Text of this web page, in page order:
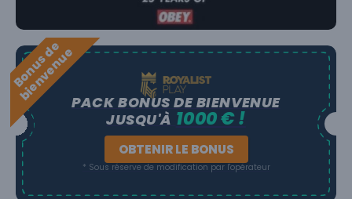
B
o
n
u
s
d
e
b
i
e
n
v
e
n
u
ePACK BONUS DE BIENVENUE
JUSQU'À 1000 € !
OBTENIR LE BONUS
* Sous réserve de modification par l'opérateur